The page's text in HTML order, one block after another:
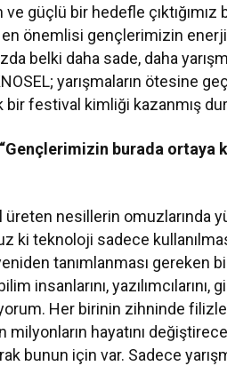
güçlü bir hedefle çıktığımız
önemlisi gençlerimizin
belki daha sade, daha
yarışmaların ötesine
bir festival kimliği kazanmış
“Gençlerimizin burada
nesillerin omuzlarında
ki teknoloji sadece
tanımlanması gereken
insanlarını,
Her birinin zihninde
milyonların hayatını
bunun için var. Sadece